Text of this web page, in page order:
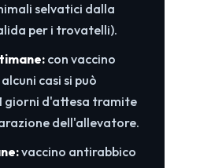
selvatici dalla
per i trovatelli).
con vaccino
casi si può
giorni d'attesa tramite
dell'allevatore.
vaccino antirabbico